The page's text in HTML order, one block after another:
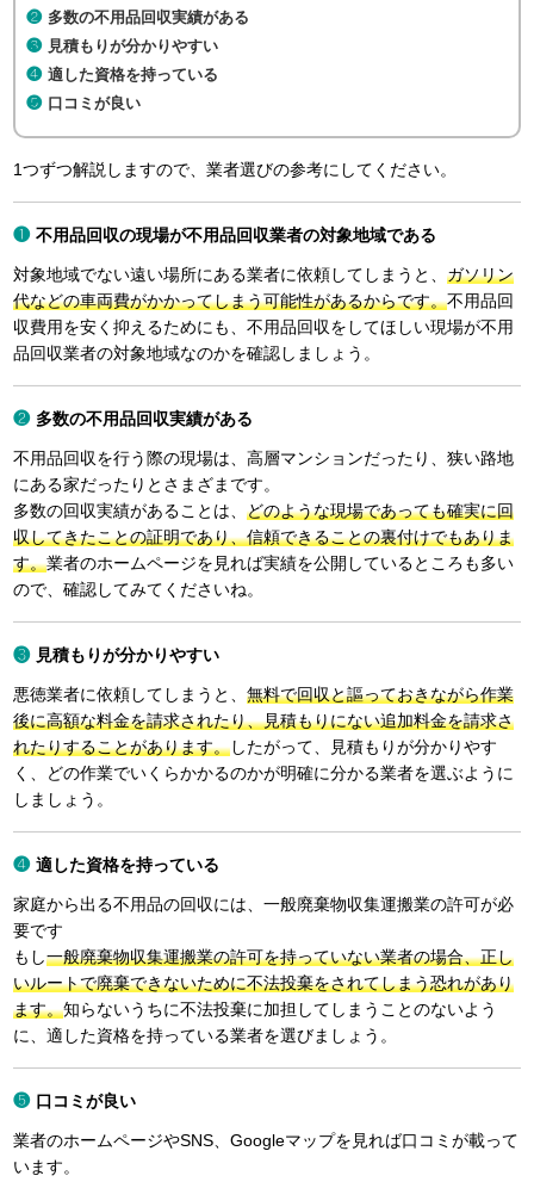
多数の不用品回収実績がある
見積もりが分かりやすい
適した資格を持っている
口コミが良い
1つずつ解説しますので、業者選びの参考にしてください。
不用品回収の現場が不用品回収業者の対象地域である
対象地域でない遠い場所にある業者に依頼してしまうと、ガソリン
代などの車両費がかかってしまう可能性があるからです。不用品回
収費用を安く抑えるためにも、不用品回収をしてほしい現場が不用
品回収業者の対象地域なのかを確認しましょう。
多数の不用品回収実績がある
不用品回収を行う際の現場は、高層マンションだったり、狭い路地
にある家だったりとさまざまです。
多数の回収実績があることは、どのような現場であっても確実に回
収してきたことの証明であり、信頼できることの裏付けでもありま
す。業者のホームページを見れば実績を公開しているところも多い
ので、確認してみてくださいね。
見積もりが分かりやすい
悪徳業者に依頼してしまうと、無料で回収と謳っておきながら作業
後に高額な料金を請求されたり、見積もりにない追加料金を請求さ
れたりすることがあります。したがって、見積もりが分かりやす
く、どの作業でいくらかかるのかが明確に分かる業者を選ぶように
しましょう。
適した資格を持っている
家庭から出る不用品の回収には、一般廃棄物収集運搬業の許可が必
要です
もし一般廃棄物収集運搬業の許可を持っていない業者の場合、正し
いルートで廃棄できないために不法投棄をされてしまう恐れがあり
ます。知らないうちに不法投棄に加担してしまうことのないよう
に、適した資格を持っている業者を選びましょう。
口コミが良い
業者のホームページやSNS、Googleマップを見れば口コミが載って
います。